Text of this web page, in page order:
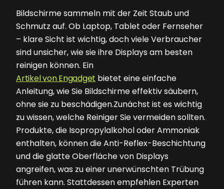
Bildschirme sammeln mit der Zeit Staub und
Schmutz auf. Ob Laptop, Tablet oder Fernseher
– klare Sicht ist wichtig, doch viele Verbraucher
sind unsicher, wie sie ihre Displays am besten
reinigen können. Ein
Artikel von Engadget bietet eine einfache
Anleitung, wie Sie Bildschirme effektiv säubern,
ohne sie zu beschädigen.Zunächst ist es wichtig
zu wissen, welche Reiniger Sie vermeiden sollten.
Produkte, die Isopropylalkohol oder Ammoniak
enthalten, können die Anti-Reflex-Beschichtung
und die glatte Oberfläche von Displays
angreifen, was zu einer unerwünschten Trübung
führen kann. Stattdessen empfehlen Experten